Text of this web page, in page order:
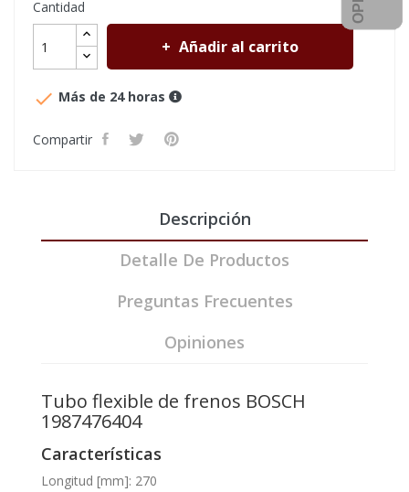
Cantidad
Añadir al carrito
 Más de 24 horas
Compartir
Descripción
Detalle De Productos
Preguntas Frecuentes
Opiniones
Tubo flexible de frenos BOSCH
1987476404
Características
Longitud [mm]: 270